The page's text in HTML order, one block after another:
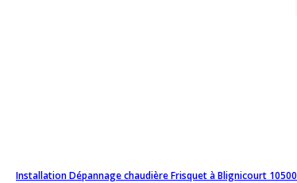
Installation Dépannage chaudière Frisquet à Blignicourt 10500